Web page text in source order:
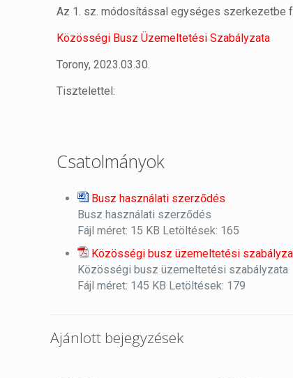
Az 1. sz. módosítással egységes szerkezetbe
Közösségi Busz Üzemeltetési Szabályzata
Torony, 2023.03.30.
Tisztelettel:
Csatolmányok
Busz használati szerződés
Busz használati szerződés
Fájl méret: 15 KB Letöltések: 165
Közösségi busz üzemeltetési
Közösségi busz üzemeltetési szabályzata
Fájl méret: 145 KB Letöltések: 179
Ajánlott bejegyzések